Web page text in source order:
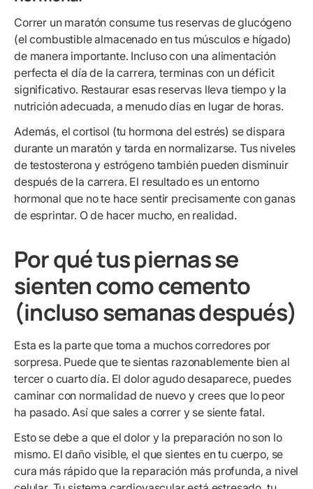
Correr un maratón consume tus reservas de glucógeno
(el combustible almacenado en tus músculos e hígado)
de manera importante. Incluso con una alimentación
perfecta el día de la carrera, terminas con un déficit
significativo. Restaurar esas reservas lleva tiempo y la
nutrición adecuada, a menudo días en lugar de horas.
Además, el cortisol (tu hormona del estrés) se dispara
durante un maratón y tarda en normalizarse. Tus niveles
de testosterona y estrógeno también pueden disminuir
después de la carrera. El resultado es un entorno
hormonal que no te hace sentir precisamente con ganas
de esprintar. O de hacer mucho, en realidad.
Por qué tus piernas se
sienten como cemento
(incluso semanas después)
Esta es la parte que toma a muchos corredores por
sorpresa. Puede que te sientas razonablemente bien al
tercer o cuarto día. El dolor agudo desaparece, puedes
caminar con normalidad de nuevo y crees que lo peor
ha pasado. Así que sales a correr y se siente fatal.
Esto se debe a que el dolor y la preparación no son lo
mismo. El daño visible, el que sientes en tu cuerpo, se
cura más rápido que la reparación más profunda, a nivel